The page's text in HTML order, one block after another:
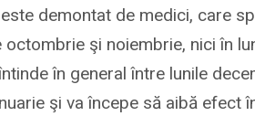
demontat de medici, care
octombrie şi noiembrie, nici în
în general între lunile
şi va începe să aibă